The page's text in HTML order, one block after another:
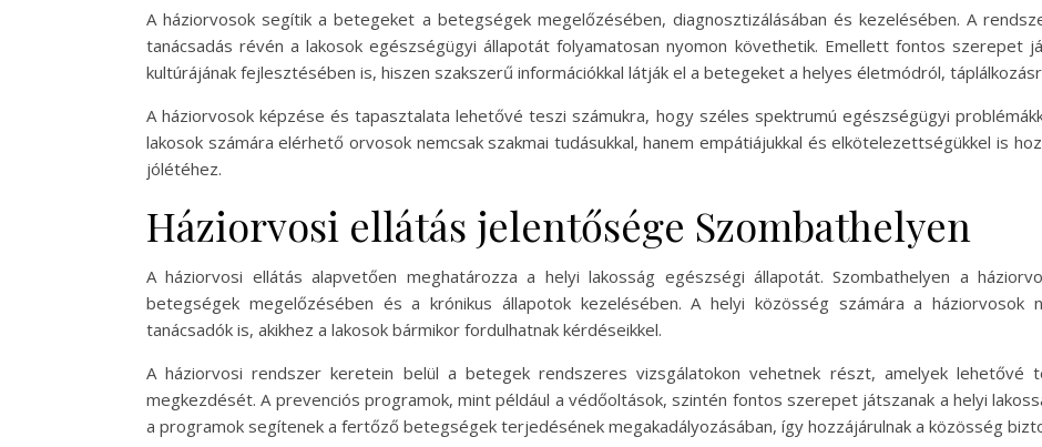
A háziorvosok segítik a betegeket a betegségek megelőzésében, diagnosztizálásában és kezelésében. A
tanácsadás révén a lakosok egészségügyi állapotát folyamatosan nyomon követhetik. Emellett fontos szerepet
kultúrájának fejlesztésében is, hiszen szakszerű információkkal látják el a betegeket a helyes életmódról,
A háziorvosok képzése és tapasztalata lehetővé teszi számukra, hogy széles spektrumú egészségügyi
lakosok számára elérhető orvosok nemcsak szakmai tudásukkal, hanem empátiájukkal és elkötelezettségükkel is
jólétéhez.
Háziorvosi ellátás jelentősége Szombathelyen
A háziorvosi ellátás alapvetően meghatározza a helyi lakosság egészségi állapotát. Szombathelyen a
betegségek megelőzésében és a krónikus állapotok kezelésében. A helyi közösség számára a háziorvosok
tanácsadók is, akikhez a lakosok bármikor fordulhatnak kérdéseikkel.
A háziorvosi rendszer keretein belül a betegek rendszeres vizsgálatokon vehetnek részt, amelyek lehetővé
megkezdését. A prevenciós programok, mint például a védőoltások, szintén fontos szerepet játszanak a helyi
a programok segítenek a fertőző betegségek terjedésének megakadályozásában, így hozzájárulnak a közösség